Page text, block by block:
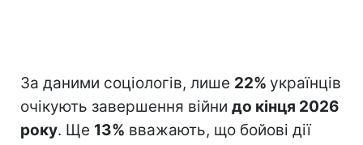
За даними соціологів, лише 22% українців
очікують завершення війни до кінця 2026
року. Ще 13% вважають, що бойові дії